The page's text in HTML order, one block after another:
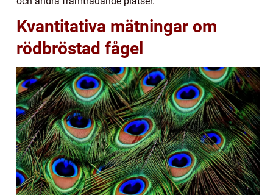
Kvantitativa mätningar om
rödbröstad fågel